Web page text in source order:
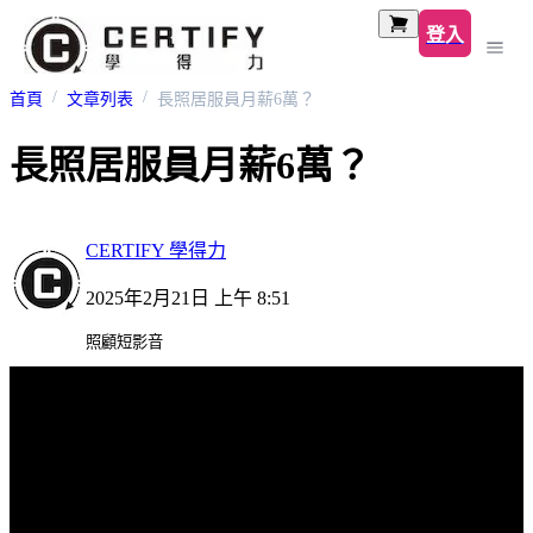
登入
首頁 文章列表 長照居服員月薪6萬？
長照居服員月薪6萬？
CERTIFY 學得力
2025年2月21日 上午 8:51
照顧短影音